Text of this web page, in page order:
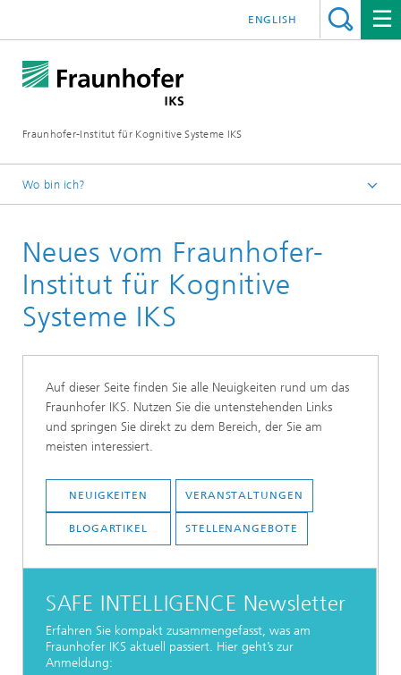
Fraunhofer-Institut für Kognitive Systeme IKS
ENGLISH
Wo bin ich?
Neues vom Fraunhofer-
Institut für Kognitive
Systeme IKS
Auf dieser Seite finden Sie alle Neuigkeiten rund um das
Fraunhofer IKS. Nutzen Sie die untenstehenden Links
und springen Sie direkt zu dem Bereich, der Sie am
meisten interessiert.
NEUIGKEITEN VERANSTALTUNGEN
BLOGARTIKEL STELLENANGEBOTE
SAFE INTELLIGENCE Newsletter
Erfahren Sie kompakt zusammengefasst, was am
Fraunhofer IKS aktuell passiert. Hier geht’s zur
Anmeldung: